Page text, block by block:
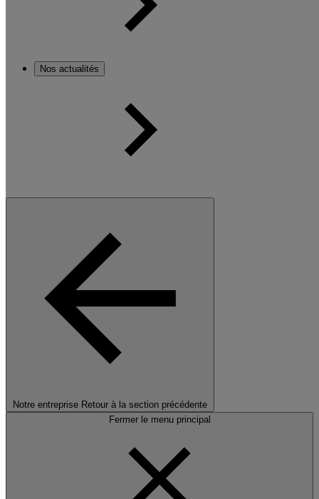
Nos actualités
Notre entreprise Retour à la section précédente
Fermer le menu principal